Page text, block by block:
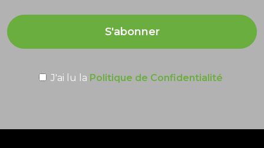
S'abonner
J'ai lu la Politique de Confidentialité